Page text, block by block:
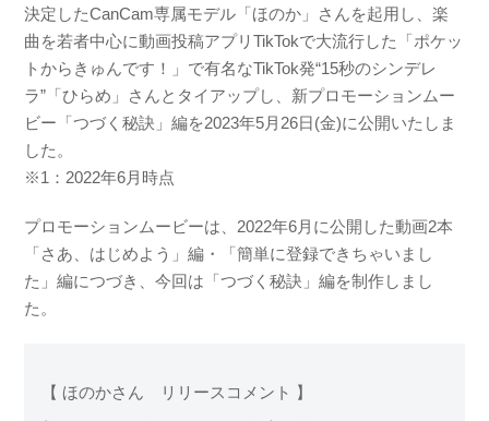
決定したCanCam専属モデル「ほのか」さんを起用し、楽
曲を若者中心に動画投稿アプリTikTokで大流行した「ポケッ
トからきゅんです！」で有名なTikTok発“15秒のシンデレ
ラ”「ひらめ」さんとタイアップし、新プロモーションムー
ビー「つづく秘訣」編を2023年5月26日(金)に公開いたしま
した。
※1：2022年6月時点
プロモーションムービーは、2022年6月に公開した動画2本
「さあ、はじめよう」編・「簡単に登録できちゃいまし
た」編につづき、今回は「つづく秘訣」編を制作しまし
た。
【 ほのかさん リリースコメント 】